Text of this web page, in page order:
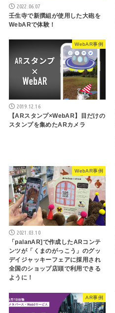
2022.06.07
壬生寺で新撰組が使用した大砲を
WebARで体験！
WebAR事例
2019.12.16
【ARスタンプ×WebAR】目だけの
スタンプを集めたARカメラ
WebAR事例
2021.03.10
「palanAR]で作成したARコンテ
ンツが「くまのがっこう」のグッ
デイジャッキーフェアに採用され
全国のショップ店頭で利用できる
ように！
AR事例